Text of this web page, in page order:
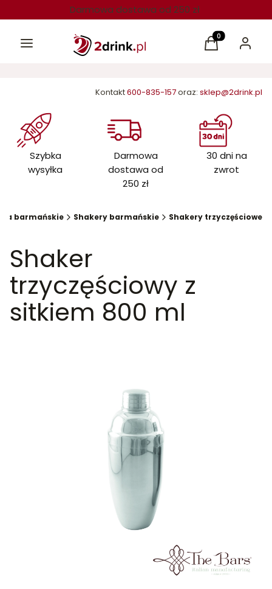
Darmowa dostawa od 250 zł
Menu Produkty w
Koszyk Zaloguj
Kontakt600-835-157oraz: sklep@2drink.pl
Szybka
wysyłka
Darmowa
dostawa od
250 zł
30 dni na
zwrot
barmańskie Shakery barmańskie Shakery trzyczęściowe
Shaker
trzyczęściowy z
sitkiem 800 ml